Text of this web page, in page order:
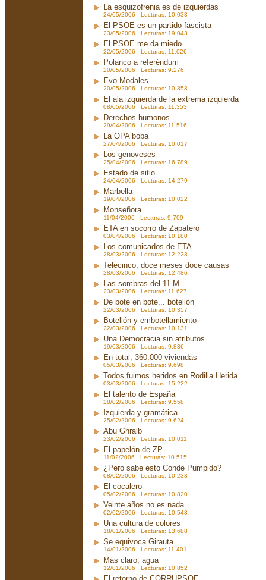
La esquizofrenia es de izquierdas
24/05/2006 Lecturas: 10.033
El PSOE es un partido fascista
23/05/2006 Lecturas: 19.043
El PSOE me da miedo
22/05/2006 Lecturas: 11.026
Polanco a referéndum
20/05/2006 Lecturas: 9.276
Evo Modales
20/05/2006 Lecturas: 10.353
El ala izquierda de la extrema izquierda
08/05/2006 Lecturas: 11.353
Derechos humonos
29/04/2006 Lecturas: 11.516
La OPA boba
27/04/2006 Lecturas: 10.017
Los genoveses
25/04/2006 Lecturas: 16.789
Estado de sitio
24/04/2006 Lecturas: 14.279
Marbella
19/04/2006 Lecturas: 10.022
Monseñora
11/04/2006 Lecturas: 9.709
ETA en socorro de Zapatero
03/04/2006 Lecturas: 10.180
Los comunicados de ETA
28/03/2006 Lecturas: 12.223
Telecinco, doce meses doce causas
28/03/2006 Lecturas: 12.486
Las sombras del 11-M
23/03/2006 Lecturas: 11.627
De bote en bote... botellón
22/03/2006 Lecturas: 10.357
Botellón y embotellamiento
22/03/2006 Lecturas: 10.131
Una Democracia sin atributos
19/03/2006 Lecturas: 9.836
En total, 360.000 viviendas
05/03/2006 Lecturas: 9.698
Todos fuimos heridos en Rodilla Herida
03/03/2006 Lecturas: 15.222
El talento de España
28/02/2006 Lecturas: 9.558
Izquierda y gramática
25/02/2006 Lecturas: 9.624
Abu Ghraib
23/02/2006 Lecturas: 10.011
El papelón de ZP
11/02/2006 Lecturas: 10.515
¿Pero sabe esto Conde Pumpido?
08/02/2006 Lecturas: 10.233
El cocalero
05/02/2006 Lecturas: 10.820
Veinte años no es nada
02/02/2006 Lecturas: 10.548
Una cultura de colores
18/01/2006 Lecturas: 13.688
Se equivoca Girauta
14/01/2006 Lecturas: 11.401
Más claro, agua
12/01/2006 Lecturas: 10.852